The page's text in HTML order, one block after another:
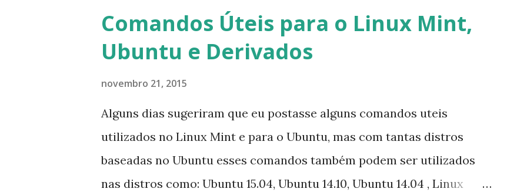
notificação). Acho o Skype melhor que o Windows Live (assim como
muitos profissionais de TI) , mesmo na versão para Linux, claro,
sempre existem outras opções e o Pidgin, que se mostra como opção.
Comandos Úteis para o Linux Mint,
Ubuntu e Derivados
novembro 21, 2015
Alguns dias sugeriram que eu postasse alguns comandos uteis
utilizados no Linux Mint e para o Ubuntu, mas com tantas distros
baseadas no Ubuntu esses comandos também podem ser utilizados
nas distros como: Ubuntu 15.04, Ubuntu 14.10, Ubuntu 14.04 , Linux